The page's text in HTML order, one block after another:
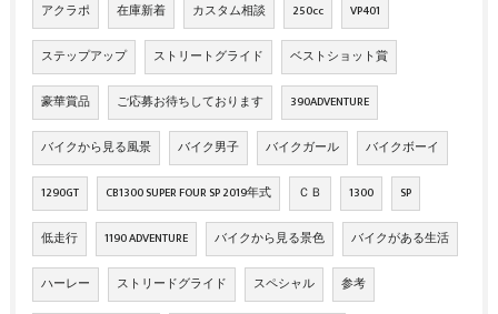
アクラポ 在庫新着 カスタム相談 250cc VP401
ステップアップ ストリートグライド ベストショット賞
豪華賞品 ご応募お待ちしております 390ADVENTURE
バイクから見る風景 バイク男子 バイクガール バイクボーイ
1290GT CB1300 SUPER FOUR SP 2019年式 ＣＢ 1300 SP
低走行 1190 ADVENTURE バイクから見る景色 バイクがある生活
ハーレー ストリードグライド スペシャル 参考